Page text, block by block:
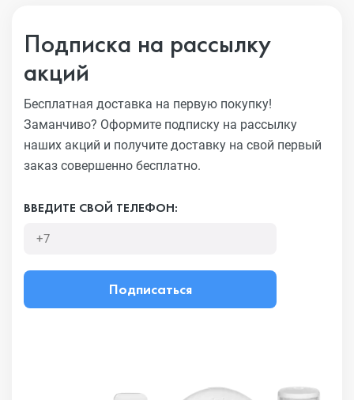
Подписка на рассылку
акций
Бесплатная доставка на первую покупку!
Заманчиво? Оформите подписку на рассылку
наших акций и получите доставку на свой первый
заказ совершенно бесплатно.
ВВЕДИТЕ СВОЙ ТЕЛЕФОН:
Подписаться